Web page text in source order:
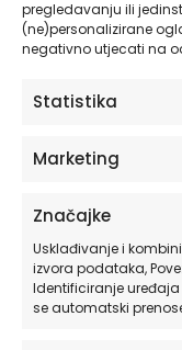
pregledavanju ili
(ne)personalizirane
negativno utjecati na
Statistika
Marketing
Značajke
Usklađivanje i
izvora podataka,
Identificiranje
se automatski
od27,90€